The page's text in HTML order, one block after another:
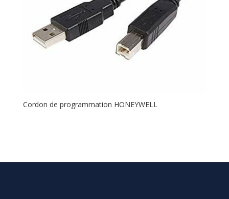
Cordon de programmation HONEYWELL